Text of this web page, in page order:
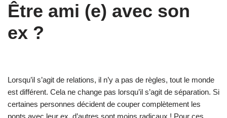
Être ami (e) avec son
ex ?
Lorsqu’il s’agit de relations, il n’y a pas de règles, tout le monde
est différent. Cela ne change pas lorsqu’il s’agit de séparation. Si
certaines personnes décident de couper complètement les